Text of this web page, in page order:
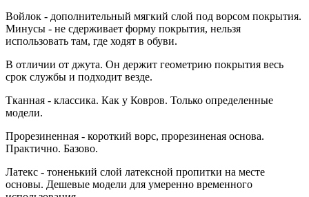
Войлок - дополнительный мягкий слой под ворсом покрытия.
Минусы - не сдерживает форму покрытия, нельзя
использовать там, где ходят в обуви.
В отличии от джута. Он держит геометрию покрытия весь
срок службы и подходит везде.
Тканная - классика. Как у Ковров. Только определенные
модели.
Прорезиненная - короткий ворс, прорезиненая основа.
Практично. Базово.
Латекс - тоненький слой латексной пропитки на месте
основы. Дешевые модели для умеренно временного